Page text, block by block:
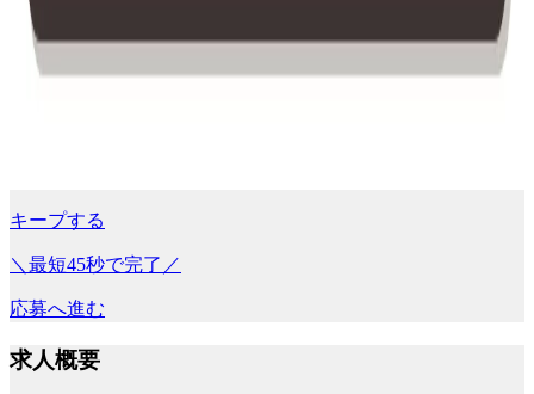
キープする
＼最短45秒で完了／
応募へ進む
求人概要